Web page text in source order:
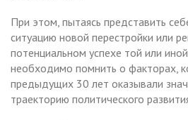
При этом, пытаясь представить
ситуацию новой перестройки или
потенциальном успехе той или
необходимо помнить о факторах,
предыдущих 30 лет оказывали
траекторию политического